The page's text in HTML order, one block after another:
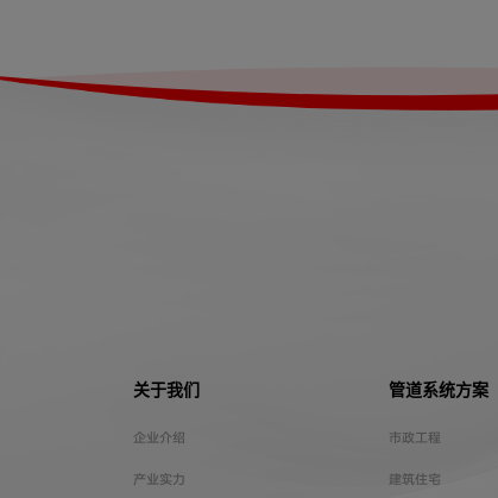
关于我们
企业介绍
产业实力
管道系统方案
市政工程
建筑住宅